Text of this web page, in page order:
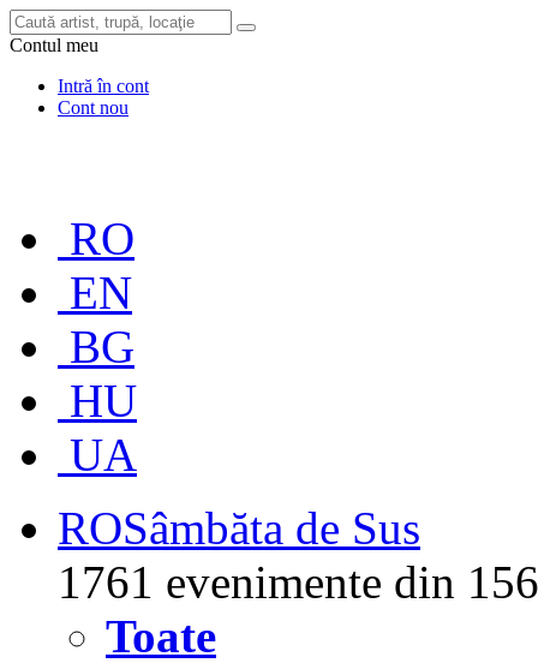
Contul meu
Intră în cont
Cont nou
RO
EN
BG
HU
UA
ROSâmbăta de Sus
1761 evenimente din
Toate